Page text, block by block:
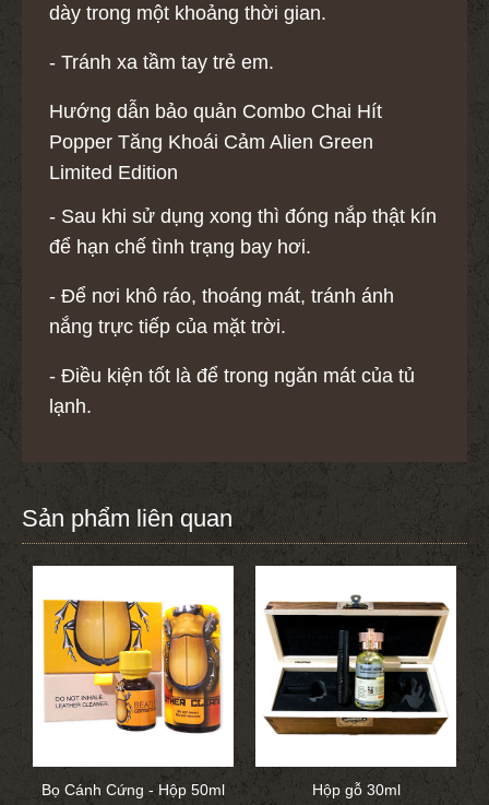
dày trong một khoảng thời gian.
- Tránh xa tầm tay trẻ em.
Hướng dẫn bảo quản Combo Chai Hít
Popper Tăng Khoái Cảm Alien Green
Limited Edition
- Sau khi sử dụng xong thì đóng nắp thật kín
để hạn chế tình trạng bay hơi.
- Để nơi khô ráo, thoáng mát, tránh ánh
nắng trực tiếp của mặt trời.
- Điều kiện tốt là để trong ngăn mát của tủ
lạnh.
Sản phẩm liên quan
Bọ Cánh Cứng - Hộp 50ml Hộp gỗ 30ml